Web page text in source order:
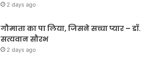
2 days ago
गौमाता का पा लिया, जिसने सच्चा प्यार – डॉ.
सत्यवान सौरभ
2 days ago